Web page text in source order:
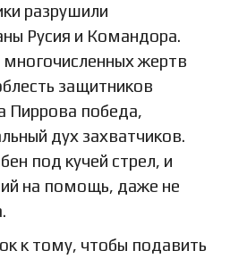
разрушили
Русия и Командора.
жертв
защитников
Пиррова победа,
дух захватчиков.
под кучей стрел, и
на помощь, даже не
к тому, чтобы подавить